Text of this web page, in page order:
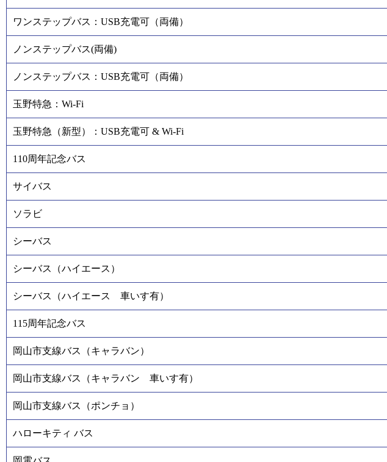
ワンステップバス：USB充電可（両備）
ノンステップバス(両備)
ノンステップバス：USB充電可（両備）
玉野特急：Wi-Fi
玉野特急（新型）：USB充電可 & Wi-Fi
110周年記念バス
サイバス
ソラビ
シーバス
シーバス（ハイエース）
シーバス（ハイエース 車いす有）
115周年記念バス
岡山市支線バス（キャラバン）
岡山市支線バス（キャラバン 車いす有）
岡山市支線バス（ポンチョ）
ハローキティ バス